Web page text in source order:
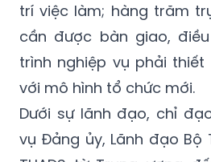
trí việc làm; hàng trăm
cần được bàn giao,
trình nghiệp vụ phải
với mô hình tổ chức mới.
Dưới sự lãnh đạo, chỉ
vụ Đảng ủy, Lãnh đạo Bộ